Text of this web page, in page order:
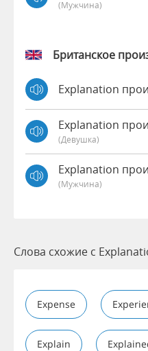
(мужчина)
Британское
Explanation
Explanation
(девушка)
Explanation
(мужчина)
Слова схожие с
Expense
Explain